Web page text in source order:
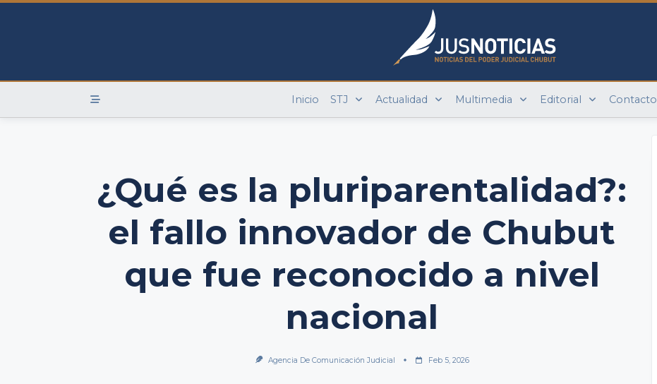
Skip
Inicio STJ Actualidad Multimedia Editorial Contacto
¿Qué es la pluriparentalidad?:
el fallo innovador de Chubut
que fue reconocido a nivel
nacional
Agencia De Comunicación Judicial Feb 5, 2026